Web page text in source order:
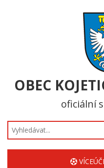
OBEC
oficiální
Hledat